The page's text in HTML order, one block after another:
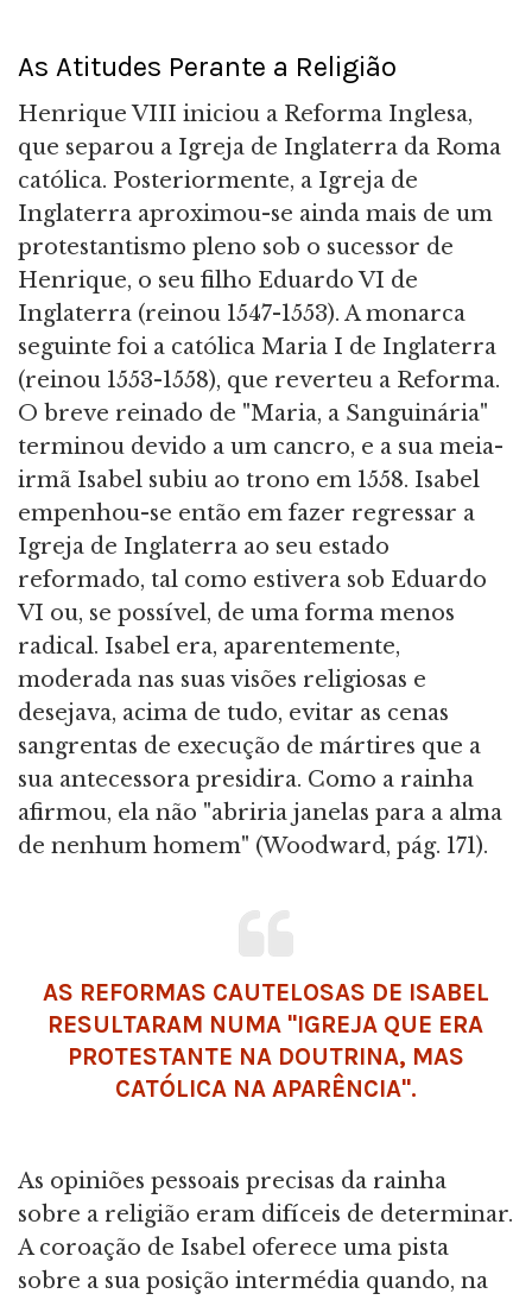
As Atitudes Perante a Religião
Henrique VIII iniciou a Reforma Inglesa,
que separou a Igreja de Inglaterra da Roma
católica. Posteriormente, a Igreja de
Inglaterra aproximou-se ainda mais de um
protestantismo pleno sob o sucessor de
Henrique, o seu filho Eduardo VI de
Inglaterra (reinou 1547-1553). A monarca
seguinte foi a católica Maria I de Inglaterra
(reinou 1553-1558), que reverteu a Reforma.
O breve reinado de "Maria, a Sanguinária"
terminou devido a um cancro, e a sua meia-
irmã Isabel subiu ao trono em 1558. Isabel
empenhou-se então em fazer regressar a
Igreja de Inglaterra ao seu estado
reformado, tal como estivera sob Eduardo
VI ou, se possível, de uma forma menos
radical. Isabel era, aparentemente,
moderada nas suas visões religiosas e
desejava, acima de tudo, evitar as cenas
sangrentas de execução de mártires que a
sua antecessora presidira. Como a rainha
afirmou, ela não "abriria janelas para a alma
de nenhum homem" (Woodward, pág. 171).
AS REFORMAS CAUTELOSAS DE ISABEL
RESULTARAM NUMA "IGREJA QUE ERA
PROTESTANTE NA DOUTRINA, MAS
CATÓLICA NA APARÊNCIA".
As opiniões pessoais precisas da rainha
sobre a religião eram difíceis de determinar.
A coroação de Isabel oferece uma pista
sobre a sua posição intermédia quando, na